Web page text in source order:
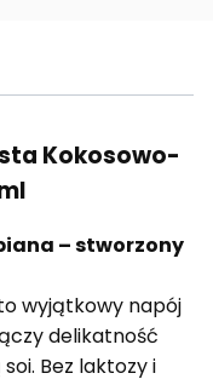
Kokosowo-
– stworzony
wyjątkowy napój
delikatność
Bez laktozy i